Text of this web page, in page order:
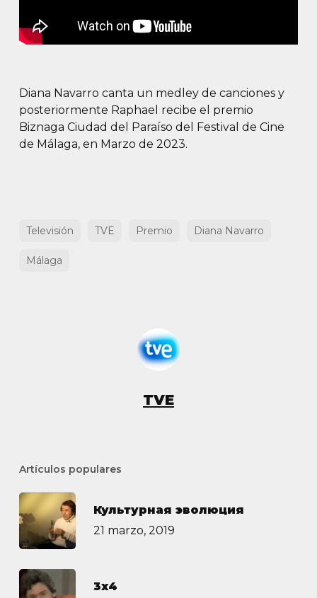
Diana Navarro canta un medley de canciones y
posteriormente Raphael recibe el premio
Biznaga Ciudad del Paraíso del Festival de Cine
de Málaga, en Marzo de 2023.
Televisión TVE Premio Diana Navarro
Málaga
TVE
Artículos populares
Культурная эволюция
21 marzo, 2019
3х4